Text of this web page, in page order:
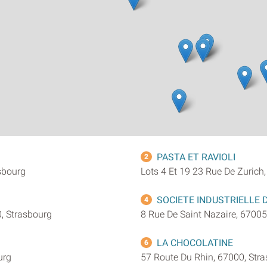
2
PASTA ET RAVIOLI
Lots 4 Et 19 23 Rue De
Strasbourg
4
SOCIETE INDUSTRIELLE
8 Rue De Saint Nazaire,
6
LA CHOCOLATINE
57 Route Du Rhin, 67000,